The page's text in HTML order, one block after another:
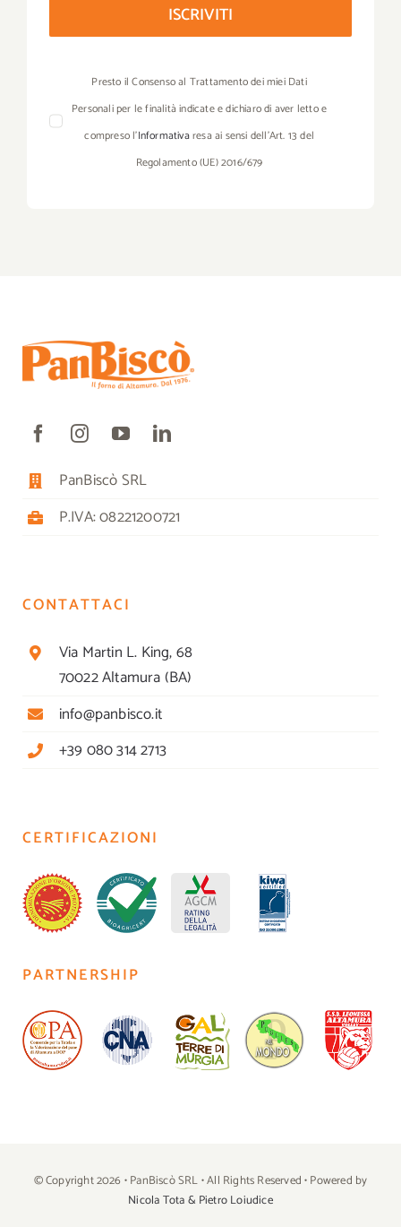
ISCRIVITI
Presto il Consenso al Trattamento dei miei Dati
Personali per le finalità indicate e dichiaro di aver letto e
compreso l’Informativaresa ai sensi dell’Art. 13 del
Regolamento (UE) 2016/679
PanBiscò SRL
P.IVA: 08221200721
CONTATTACI
Via Martin L. King, 68
70022 Altamura (BA)
info@panbisco.it
+39 080 314 2713
CERTIFICAZIONI
PARTNERSHIP
© Copyright 2026 • PanBiscò SRL • All Rights Reserved • Powered by
Nicola Tota & Pietro Loiudice